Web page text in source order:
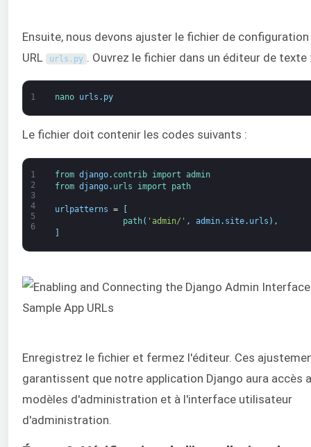
Ensuite, nous devons ajuster le fichier de
URL
urls . py . Ouvrez le fichier dans un éditeur de texte
1 nano urls . py
Le fichier doit contenir les codes suivants :
1
2
3
4
5
6
from django. contrib import admin
from django. urls import path
urlpatterns =
path( 'admin/' , admin. site. urls ) ,
]
Enregistrez le fichier et fermez l'éditeur. Ces
garantissent que notre application Django aura accès
modèles d'administration et à l'interface utilisateur
d'administration.